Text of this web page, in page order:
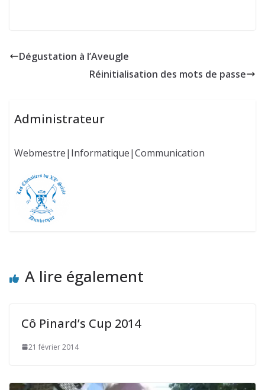
Dégustation à l’Aveugle
Réinitialisation des mots de passe
Administrateur
Webmestre|Informatique|Communication
A lire également
Cô Pinard’s Cup 2014
21 février 2014